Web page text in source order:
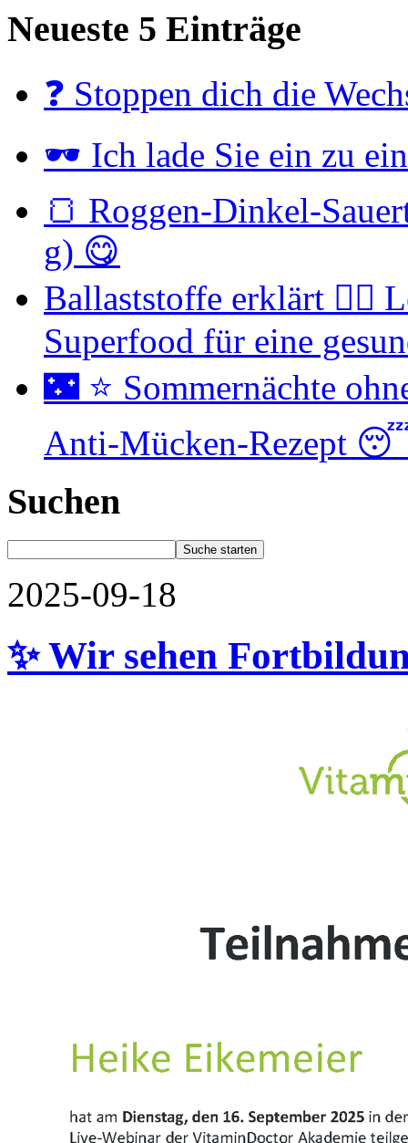
Neueste 5 Einträge
❓ Stoppen dich die
🕶 Ich lade Sie ein zu
🍞 Roggen-Dinkel-
g) 😋
Ballaststoffe erklärt 👉🏻
Superfood für eine
🌃 ⭐ Sommernächte
Anti-Mücken-Rezept
Suchen
2025-09-18
✨ Wir sehen